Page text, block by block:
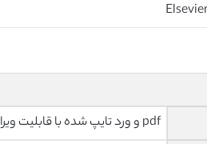
pdf و ورد تایپ شده با قابلیت ویرایش